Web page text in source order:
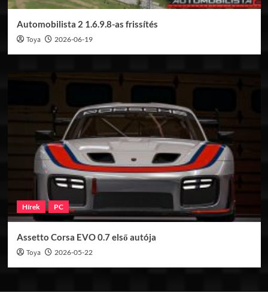
Automobilista 2 1.6.9.8-as frissítés
Toya 2026-06-19
Hírek PC
Assetto Corsa EVO 0.7 első autója
Toya 2026-05-22